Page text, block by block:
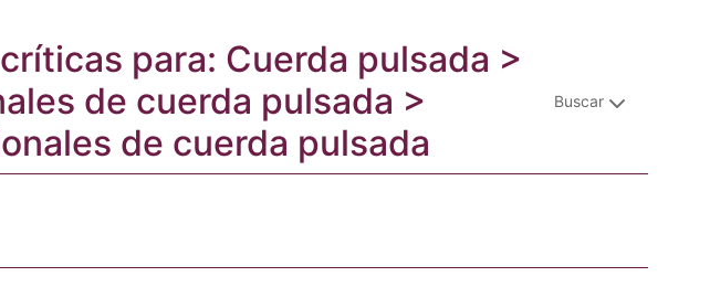
para: Cuerda pulsada >
de cuerda pulsada >
de cuerda pulsada
Buscar